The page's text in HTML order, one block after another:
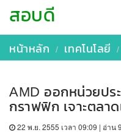
สอบดี
หน้าหลัก เทคโนโลยี
AMD ออกหน่วยปร
กราฟฟิก เจาะตลา
22 พ.ย. 2555 เวลา 09:09 | อ่าน